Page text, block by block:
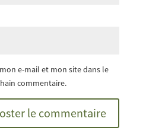
e-mail et mon site dans le
commentaire.